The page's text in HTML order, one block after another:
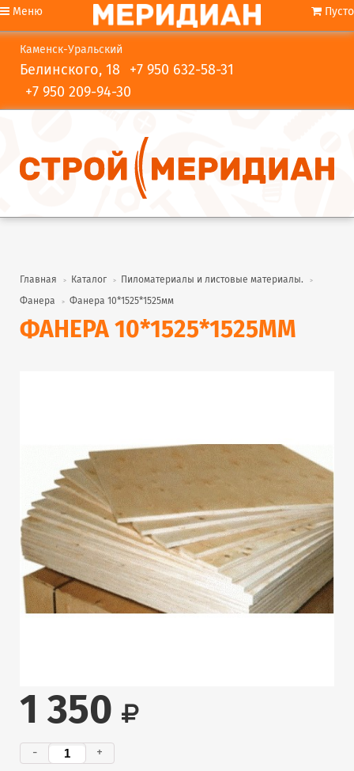
Меню Пусто
Каменск-Уральский
Белинского, 18 +7 950 632-58-31
+7 950 209-94-30
Главная Каталог
Пиломатериалы и листовые материалы.
Фанера
Фанера 10*1525*1525мм
ФАНЕРА 10*1525*1525ММ
1 350
- +